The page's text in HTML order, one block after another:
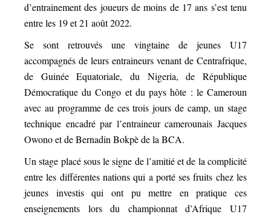
d’entrainement des joueurs de moins de 17 ans s’est tenu
entre les 19 et 21 août 2022.
Se sont retrouvés une vingtaine de jeunes U17
accompagnés de leurs entraineurs venant de Centrafrique,
de Guinée Equatoriale, du Nigeria, de République
Démocratique du Congo et du pays hôte : le Cameroun
avec au programme de ces trois jours de camp, un stage
technique encadré par l’entraineur camerounais Jacques
Owono et de Bernadin Bokpè de la BCA.
Un stage placé sous le signe de l’amitié et de la complicité
entre les différentes nations qui a porté ses fruits chez les
jeunes investis qui ont pu mettre en pratique ces
enseignements lors du championnat d’Afrique U17